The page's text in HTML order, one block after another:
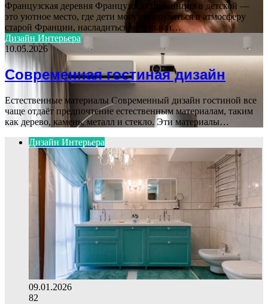
Французская деревня Французская провинция в детской —
это уютное место, где дети могут погрузиться в атмосферу
старой Франции, насладиться местными…
Дизайн Интерьера
10.05.2026
Современная гостиная дизайн
Естественные материалы Современный дизайн гостиной все
чаще отдаёт предпочтение естественным материалам, таким
как дерево, камень, металл и стекло. Эти материалы…
Дизайн Интерьера
09.01.2026
82